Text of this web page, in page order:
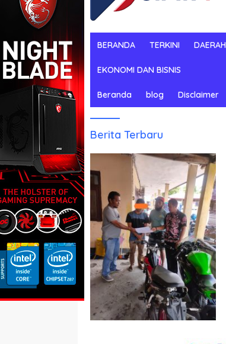
BERANDA TERKINI DAERAH
EKONOMI DAN BISNIS
Beranda blog Disclaimer
Siarpost
Berita Terbaru